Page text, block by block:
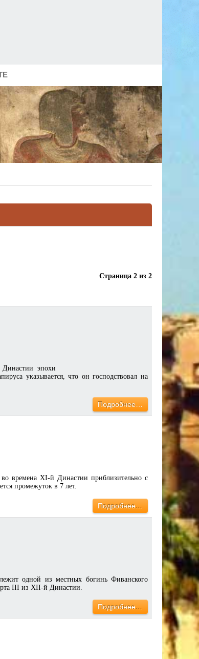
Страница 2 из 2
эпохи
указывается, что он господствовал на
Подробнее…
времена XI-й Династии приблизительно с
промежуток в 7 лет.
Подробнее…
одной из местных богинь Фиванского
III из XII-й Династии.
Подробнее…